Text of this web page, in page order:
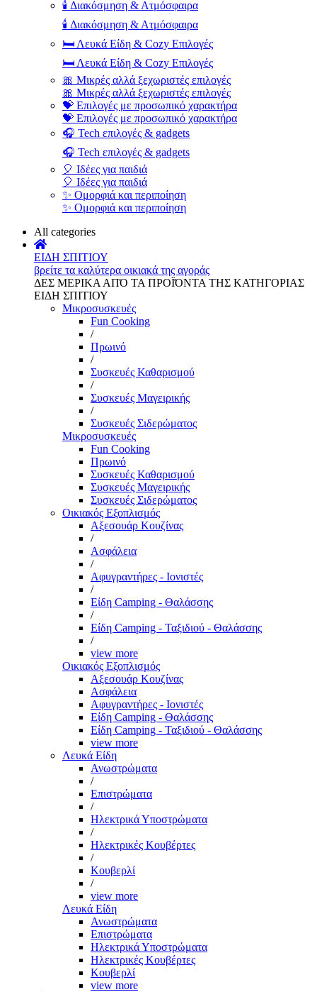
🕯️ Διακόσμηση & Ατμόσφαιρα
🕯️ Διακόσμηση & Ατμόσφαιρα
🛏️ Λευκά Είδη & Cozy Επιλογές
🛏️ Λευκά Είδη & Cozy Επιλογές
🎀 Μικρές αλλά ξεχωριστές επιλογές
🎀 Μικρές αλλά ξεχωριστές επιλογές
💝 Επιλογές με προσωπικό χαρακτήρα
💝 Επιλογές με προσωπικό χαρακτήρα
🎧 Tech επιλογές & gadgets
🎧 Tech επιλογές & gadgets
🎈 Ιδέες για παιδιά
🎈 Ιδέες για παιδιά
✨ Ομορφιά και περιποίηση
✨ Ομορφιά και περιποίηση
All categories
ΕΙΔΗ ΣΠΙΤΙΟΥ
βρείτε τα καλύτερα οικιακά της αγοράς
ΔΕΣ ΜΕΡΙΚΑ ΑΠΌ ΤΑ ΠΡΟΪΌΝΤΑ ΤΗΣ ΚΑΤΗΓΟΡΙΑΣ
ΕΙΔΗ ΣΠΙΤΙΟΥ
Μικροσυσκευές
Fun Cooking
/
Πρωινό
/
Συσκευές Καθαρισμού
/
Συσκευές Μαγειρικής
/
Συσκευές Σιδερώματος
Μικροσυσκευές
Fun Cooking
Πρωινό
Συσκευές Καθαρισμού
Συσκευές Μαγειρικής
Συσκευές Σιδερώματος
Οικιακός Εξοπλισμός
Αξεσουάρ Κουζίνας
/
Ασφάλεια
/
Αφυγραντήρες - Ιονιστές
/
Είδη Camping - Θαλάσσης
/
Είδη Camping - Ταξιδιού - Θαλάσσης
/
view more
Οικιακός Εξοπλισμός
Αξεσουάρ Κουζίνας
Ασφάλεια
Αφυγραντήρες - Ιονιστές
Είδη Camping - Θαλάσσης
Είδη Camping - Ταξιδιού - Θαλάσσης
view more
Λευκά Είδη
Ανωστρώματα
/
Επιστρώματα
/
Ηλεκτρικά Υποστρώματα
/
Ηλεκτρικές Κουβέρτες
/
Κουβερλί
/
view more
Λευκά Είδη
Ανωστρώματα
Επιστρώματα
Ηλεκτρικά Υποστρώματα
Ηλεκτρικές Κουβέρτες
Κουβερλί
view more